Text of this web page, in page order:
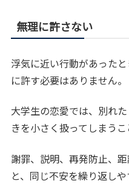
無理に許さない
浮気に近い行動があった
に許す必要はありません。
大学生の恋愛では、別れ
きを小さく扱ってしまうこ
謝罪、説明、再発防止、
と、同じ不安を繰り返しや